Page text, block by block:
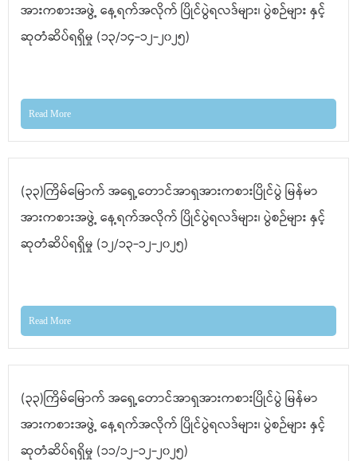
အားကစားအဖွဲ့ နေ့ရက်အလိုက် ပြိုင်ပွဲရလဒ်များ၊ ပွဲစဉ်များ နှင့်
ဆုတံဆိပ်ရရှိမှု (၁၃/၁၄-၁၂-၂၀၂၅)
Read More
(၃၃)ကြိမ်မြောက် အရှေ့တောင်အာရှအားကစားပြိုင်ပွဲ မြန်မာ
အားကစားအဖွဲ့ နေ့ရက်အလိုက် ပြိုင်ပွဲရလဒ်များ၊ ပွဲစဉ်များ နှင့်
ဆုတံဆိပ်ရရှိမှု (၁၂/၁၃-၁၂-၂၀၂၅)
Read More
(၃၃)ကြိမ်မြောက် အရှေ့တောင်အာရှအားကစားပြိုင်ပွဲ မြန်မာ
အားကစားအဖွဲ့ နေ့ရက်အလိုက် ပြိုင်ပွဲရလဒ်များ၊ ပွဲစဉ်များ နှင့်
ဆုတံဆိပ်ရရှိမှု (၁၁/၁၂-၁၂-၂၀၂၅)